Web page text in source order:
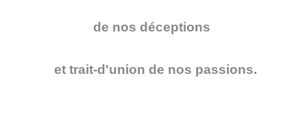
de nos déceptions
et trait-d'union de nos passions.